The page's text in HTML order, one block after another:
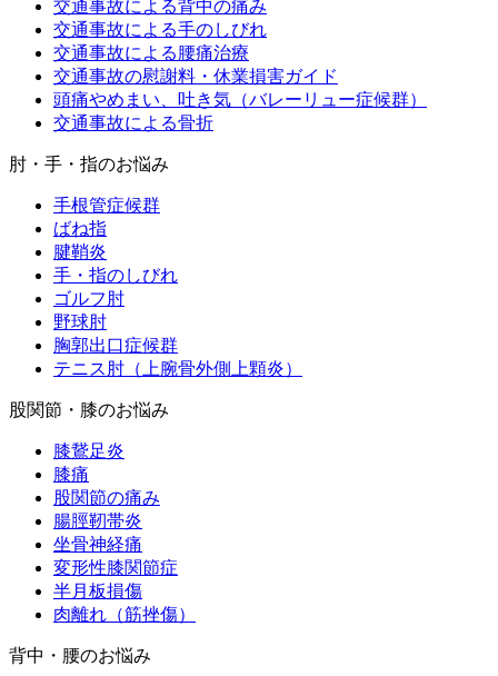
交通事故による背中の痛み
交通事故による手のしびれ
交通事故による腰痛治療
交通事故の慰謝料・休業損害ガイド
頭痛やめまい、吐き気（バレーリュー症候群）
交通事故による骨折
肘・手・指のお悩み
手根管症候群
ばね指
腱鞘炎
手・指のしびれ
ゴルフ肘
野球肘
胸郭出口症候群
テニス肘（上腕骨外側上顆炎）
股関節・膝のお悩み
膝鵞足炎
膝痛
股関節の痛み
腸脛靭帯炎
坐骨神経痛
変形性膝関節症
半月板損傷
肉離れ（筋挫傷）
背中・腰のお悩み